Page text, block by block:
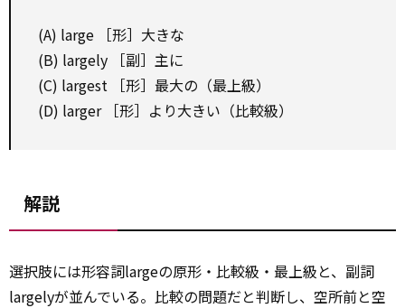
(A) large ［形］大きな
(B) largely ［副］主に
(C) largest ［形］最大の（最上級）
(D) larger ［形］より大きい（比較級）
解説
選択肢には形容詞largeの原形・比較級・最上級と、副詞
largelyが並んでいる。比較の問題だと判断し、空所前と空